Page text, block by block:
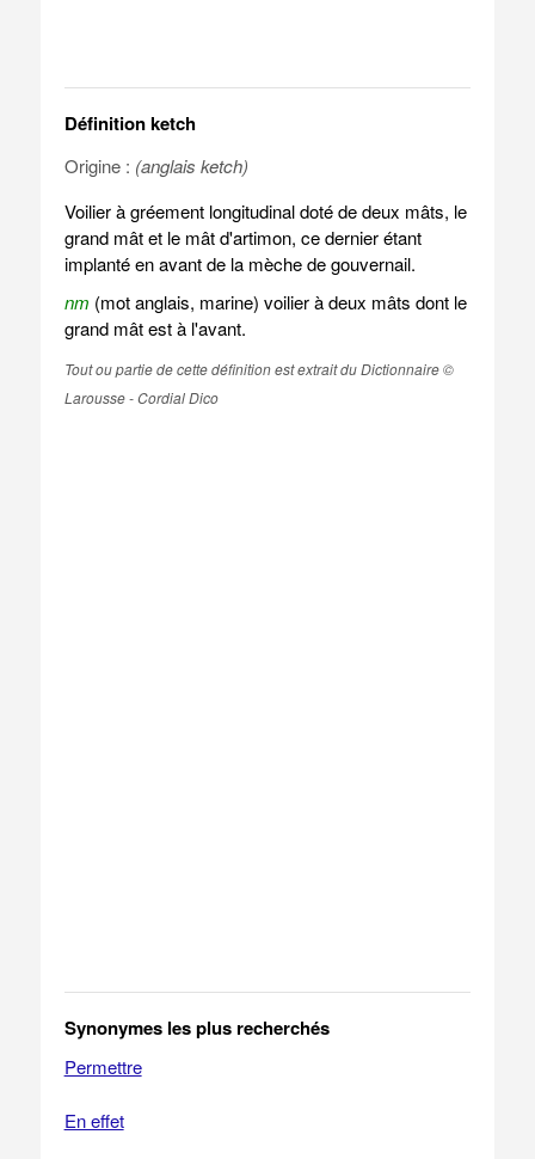
Définition ketch
Origine : (anglais ketch)
Voilier à gréement longitudinal doté de deux mâts, le
grand mât et le mât d'artimon, ce dernier étant
implanté en avant de la mèche de gouvernail.
nm (mot anglais, marine) voilier à deux mâts dont le
grand mât est à l'avant.
Tout ou partie de cette définition est extrait du Dictionnaire ©
Larousse - Cordial Dico
Synonymes les plus recherchés
Permettre
En effet